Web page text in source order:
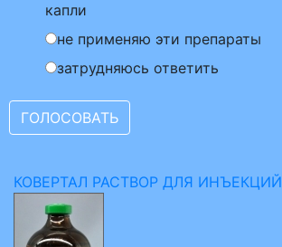
капли
не применяю эти препараты
затрудняюсь ответить
КОВЕРТАЛ РАСТВОР ДЛЯ ИНЪЕКЦИЙ